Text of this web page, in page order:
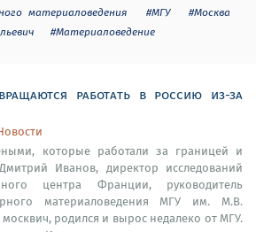
материаловедения #МГУ
#Москва
#Материаловедение
работать в россию из-за
которые работали за границей и
Иванов, директор исследований
центра Франции, руководитель
материаловедения МГУ им. М.В.
родился и вырос недалеко от МГУ.